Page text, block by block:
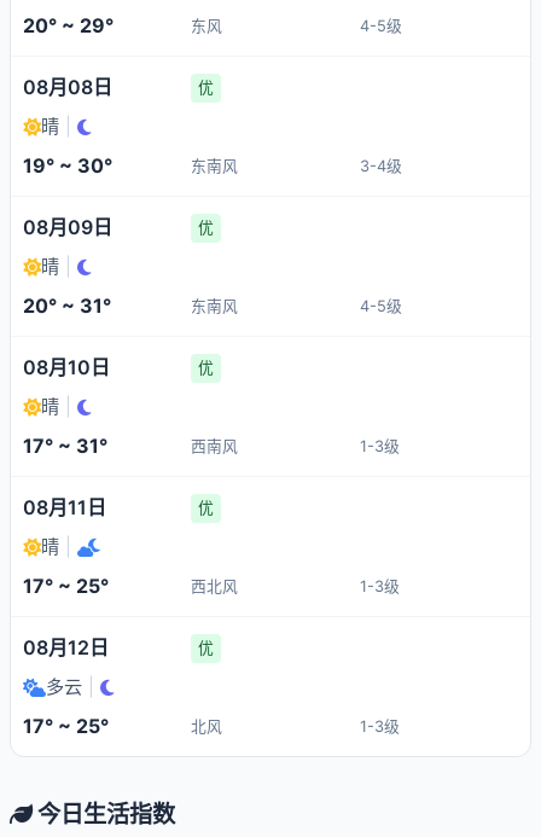
20° ~ 29° 东风 4-5级
08月08日 优
晴
19° ~ 30° 东南风 3-4级
08月09日 优
晴
20° ~ 31° 东南风 4-5级
08月10日 优
晴
17° ~ 31° 西南风 1-3级
08月11日 优
晴
17° ~ 25° 西北风 1-3级
08月12日 优
多云
17° ~ 25° 北风 1-3级
今日生活指数